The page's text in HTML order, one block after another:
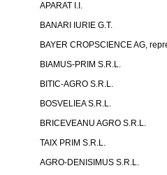
APARAT I.I.
BANARI IURIE G.T.
BAYER CROPSCIENCE AG,
BIAMUS-PRIM S.R.L.
BITIC-AGRO S.R.L.
BOSVELIEA S.R.L.
BRICEVEANU AGRO S.R.L.
TAIX PRIM S.R.L.
AGRO-DENISIMUS S.R.L.